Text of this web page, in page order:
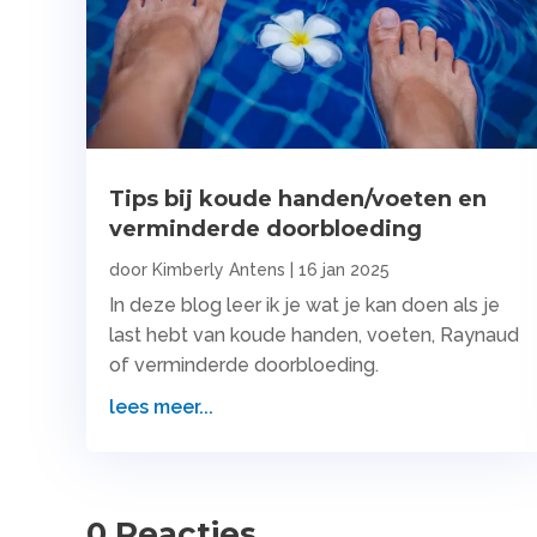
Tips bij koude handen/voeten en
verminderde doorbloeding
door Kimberly Antens 16 jan 2025
In deze blog leer ik je wat je kan doen als je
last hebt van koude handen, voeten, Raynaud
of verminderde doorbloeding.
lees meer...